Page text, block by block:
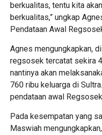
berkualitas, tentu kita
berkualitas,” ungkap
Pendataan Awal
Agnes mengungkapkan,
regsosek tercatat sekira
nantinya akan
760 ribu keluarga di
pendataan awal
Pada kesempatan yang
Maswiah